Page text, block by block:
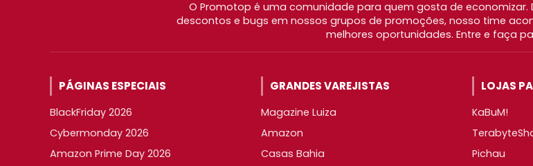
O Promotop é uma comunidade para quem gosta de
descontos e bugs em nossos grupos de promoções, nosso time
melhores oportunidades. Entre e faça
PÁGINAS ESPECIAIS
BlackFriday 2026
Cybermonday 2026
Amazon Prime Day 2026
GRANDES VAREJISTAS
Magazine Luiza
Amazon
Casas Bahia
LOJAS
KaBuM!
Pichau